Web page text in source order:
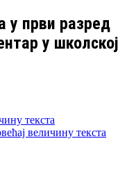
у први разред
у школској
текста
величину текста